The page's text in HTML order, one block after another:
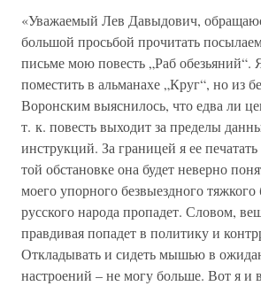
«Уважаемый Лев Давыдович,
большой просьбой прочитать
письме мою повесть „Раб обезьяний“.
поместить в альманахе „Круг“, но из
Воронским выяснилось, что едва ли
т. к. повесть выходит за пределы
инструкций. За границей я ее
той обстановке она будет неверно
моего упорного безвыездного
русского народа пропадет. Словом,
правдивая попадет в политику и
Откладывать и сидеть мышью в
настроений – не могу больше. Вот я и